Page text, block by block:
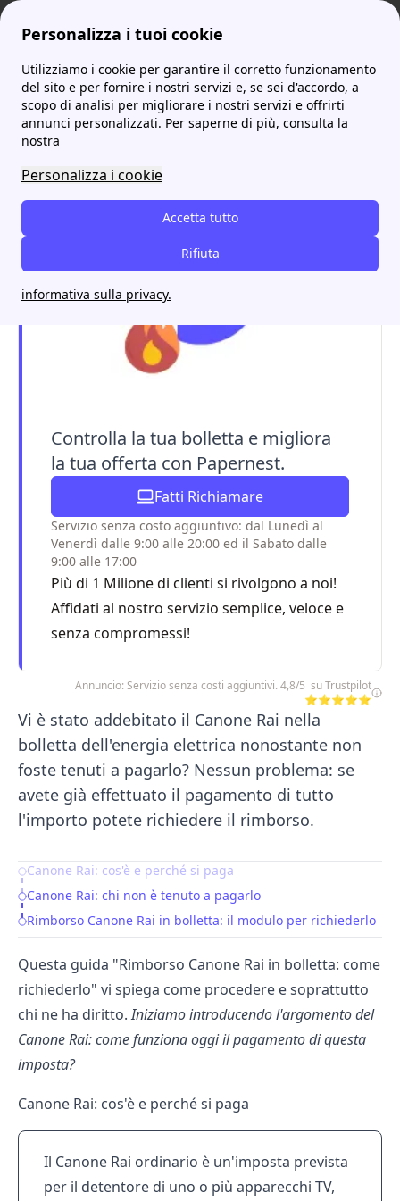
Personalizza i tuoi cookie
Utilizziamo i cookie per garantire il corretto funzionamento
del sito e per fornire i nostri servizi e, se sei d'accordo, a
scopo di analisi per migliorare i nostri servizi e offrirti
annunci personalizzati. Per saperne di più, consulta la
nostra
Personalizza i cookie
Accetta tutto
Rifiuta
informativa sulla privacy.
ProntoBolletta MoreCanone Rai Rimborso Canone Rai in bolletta: come richiederlo
Rimborso Canone Rai in
bolletta: come richiederlo
Controlla la tua bolletta e migliora
la tua offerta con Papernest.
Fatti Richiamare
Servizio senza costo aggiuntivo: dal Lunedì al
Venerdì dalle 9:00 alle 20:00 ed il Sabato dalle
9:00 alle 17:00
Più di 1 Milione di clienti si rivolgono a noi!
Affidati al nostro servizio semplice, veloce e
senza compromessi!
Annuncio: Servizio senza costi aggiuntivi. 4,8/5 su Trustpilot
⭐⭐⭐⭐⭐
Vi è stato addebitato il Canone Rai nella
bolletta dell'energia elettrica nonostante non
foste tenuti a pagarlo? Nessun problema: se
avete già effettuato il pagamento di tutto
l'importo potete richiedere il rimborso.
Table of Contents
Canone Rai: cos'è e perché si paga
Canone Rai: chi non è tenuto a pagarlo
Rimborso Canone Rai in bolletta: il modulo per richiederlo
Questa guida "Rimborso Canone Rai in bolletta: come
richiederlo" vi spiega come procedere e soprattutto
chi ne ha diritto.Iniziamo introducendo l'argomento del
Canone Rai: come funziona oggi il pagamento di questa
imposta?
Canone Rai: cos'è e perché si paga
Il Canone Rai ordinario è un'imposta prevista
per il detentore di uno o più apparecchi TV,